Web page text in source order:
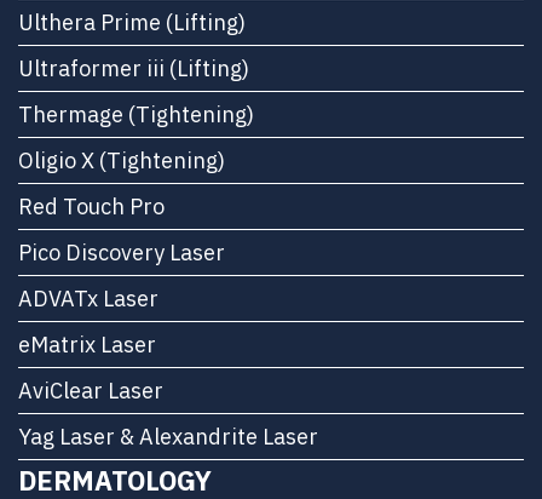
Ulthera Prime (Lifting)
Ultraformer iii (Lifting)
Thermage (Tightening)
Oligio X (Tightening)
Red Touch Pro
Pico Discovery Laser
ADVATx Laser
eMatrix Laser
AviClear Laser
Yag Laser & Alexandrite Laser
DERMATOLOGY